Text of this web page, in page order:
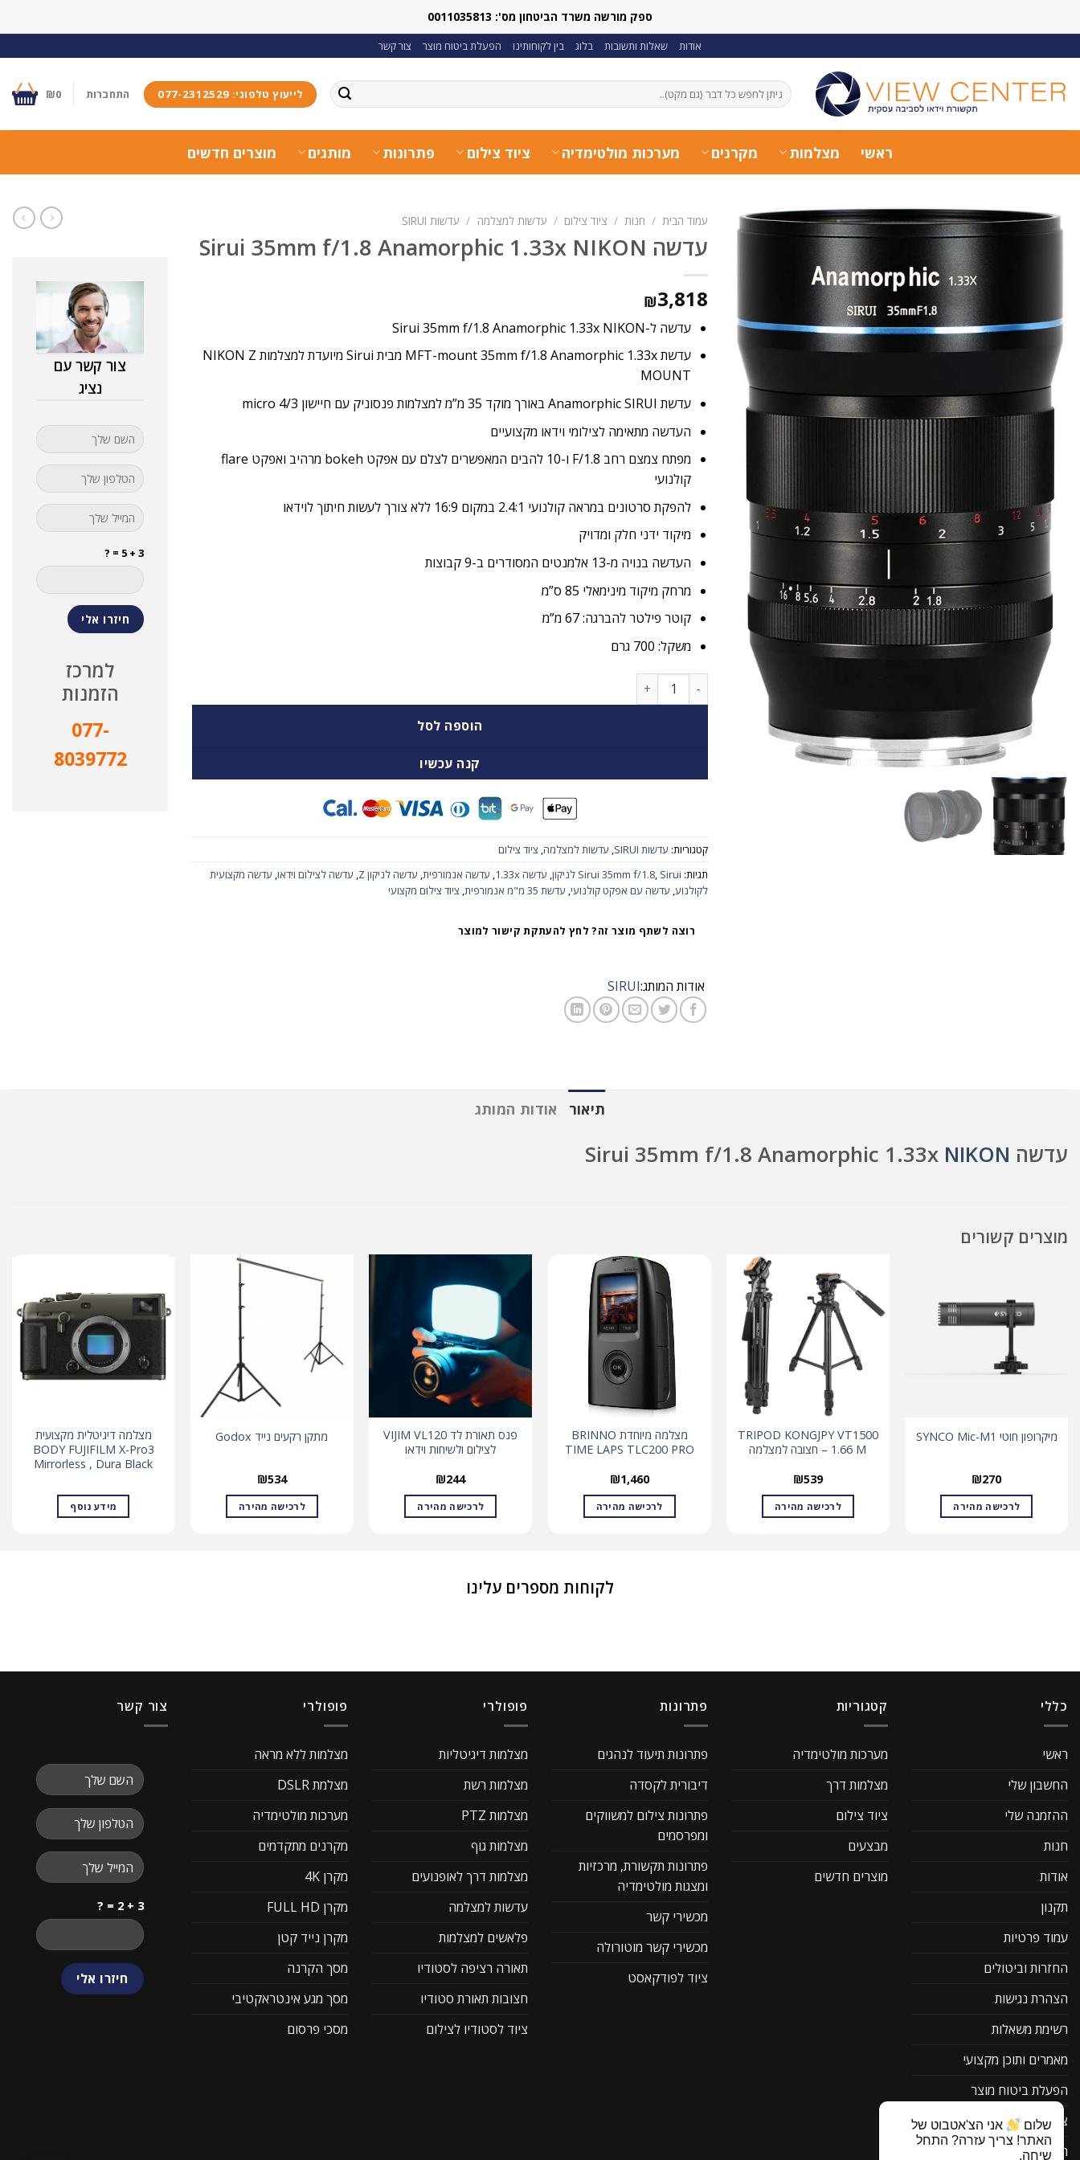
ספק מורשה משרד הביטחון מס': 0011035813
אודות שאלות ותשובות בלוג בין לקוחותינו הפעלת ביטוח מוצר צור קשר
חיפוש
עבור:
לייעוץ טלפוני: 077-2312529 התחברות ₪0
ראשי מצלמות מקרנים מערכות מולטימדיה ציוד צילום פתרונות מותגים מוצרים חדשים
עמוד הבית / חנות / ציוד צילום / עדשות למצלמה / עדשות SIRUI
עדשה Sirui 35mm f/1.8 Anamorphic 1.33x NIKON
₪3,818
עדשה ל-Sirui 35mm f/1.8 Anamorphic 1.33x NIKON
עדשת MFT-mount 35mm f/1.8 Anamorphic 1.33x מבית Sirui מיועדת למצלמות NIKON Z
MOUNT
עדשת Anamorphic SIRUI באורך מוקד 35 מ”מ למצלמות פנסוניק עם חיישון micro 4/3
העדשה מתאימה לצילומי וידאו מקצועיים
מפתח צמצם רחב F/1.8 ו-10 להבים המאפשרים לצלם עם אפקט bokeh מרהיב ואפקט flare
קולנועי
להפקת סרטונים במראה קולנועי 2.4:1 במקום 16:9 ללא צורך לעשות חיתוך לוידאו
מיקוד ידני חלק ומדויק
העדשה בנויה מ-13 אלמנטים המסודרים ב-9 קבוצות
מרחק מיקוד מינימאלי 85 ס”מ
קוטר פילטר להברגה: 67 מ”מ
משקל: 700 גרם
כמות של עדשה Sirui 35mm f/1.8 Anamorphic 1.33x NIKON
הוספה לסל
קנה עכשיו
קטגוריות: עדשות SIRUI , עדשות למצלמה, ציוד צילום
תגיות:
Sirui 35mm f/1.8, Sirui לניקון , עדשה 1.33x , עדשה אנמורפית, עדשה לניקון Z , עדשה לצילום וידאו, עדשה מקצועית
לקולנוע, עדשה עם אפקט קולנועי, עדשת 35 מ"מ אנמורפית , ציוד צילום מקצועי
רוצה לשתף מוצר זה? לחץ להעתקת קישור למוצר
אודות המותג:SIRUI
צור קשר עם
נציג
3 + 5 = ?
למרכז
הזמנות
077-
8039772
תיאור אודות המותג
עדשה Sirui 35mm f/1.8 Anamorphic 1.33x NIKON
מוצרים קשורים
מיקרופון חוטי SYNCO Mic-M1
₪270
לרכישה מהירה
TRIPOD KONGJPY VT1500
1.66 M – חצובה למצלמה
₪539
לרכישה מהירה
מצלמה מיוחדת BRINNO
TIME LAPS TLC200 PRO
₪1,460
לרכישה מהירה
פנס תאורת לד VIJIM VL120
לצילום ולשיחות וידאו
₪244
לרכישה מהירה
מתקן רקעים נייד Godox
₪534
לרכישה מהירה
מצלמה דיגיטלית מקצועית
BODY FUJIFILM X-Pro3
Mirrorless , Dura Black
מידע נוסף
לקוחות מספרים עלינו
כללי
ראשי
החשבון שלי
ההזמנה שלי
חנות
אודות
תקנון
עמוד פרטיות
החזרות וביטולים
הצהרת נגישות
רשימת משאלות
מאמרים ותוכן מקצועי
הפעלת ביטוח מוצר
צור קשר
תוכנה להורדה F1
קטגוריות
מערכות מולטימדיה
מצלמות דרך
ציוד צילום
מבצעים
מוצרים חדשים
פתרונות
פתרונות תיעוד לנהגים
דיבורית לקסדה
פתרונות צילום למשווקים
ומפרסמים
פתרונות תקשורת, מרכזיות
ומצגות מולטימדיה
מכשירי קשר
מכשירי קשר מוטורולה
ציוד לפודקאסט
פופולרי
מצלמות דיגיטליות
מצלמות רשת
מצלמות PTZ
מצלמות גוף
מצלמות דרך לאופנועים
עדשות למצלמה
פלאשים למצלמות
תאורה רציפה לסטודיו
חצובות תאורת סטודיו
ציוד לסטודיו לצילום
פופולרי
מצלמות ללא מראה
מצלמת DSLR
מערכות מולטימדיה
מקרנים מתקדמים
מקרן 4K
מקרן FULL HD
מקרן נייד קטן
מסך הקרנה
מסך מגע אינטראקטיבי
מסכי פרסום
צור קשר
3 + 2 = ?
שלום
אני הצ'אטבוט של
האתר! צריך עזרה? התחל
שיחה.